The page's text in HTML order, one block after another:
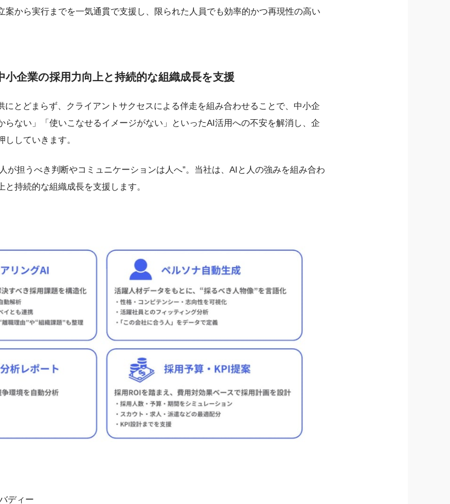
案から実行までを一気通貫で支援し、限られた人員でも効率的かつ再現性の高い
小企業の採用力向上と持続的な組織成長を支援
にとどまらず、クライアントサクセスによる伴走を組み合わせることで、中小企
らない」「使いこなせるイメージがない」といったAI活用への不安を解消し、企
していきます。
が担うべき判断やコミュニケーションは人へ”。当社は、AIと人の強みを組み合わ
持続的な組織成長を支援します。
ディー